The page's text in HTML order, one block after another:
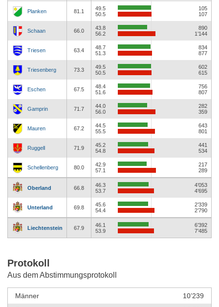
Planken 81.1
49.5
50.5
105
107
Schaan 66.0
43.8
56.2
890
1’144
Triesen 63.4
48.7
51.3
834
877
Triesenberg 73.3
49.5
50.5
602
615
Eschen 67.5
48.4
51.6
756
807
Gamprin 71.7
44.0
56.0
282
359
Mauren 67.2
44.5
55.5
643
801
Ruggell 71.9
45.2
54.8
441
534
Schellenberg 80.0
42.9
57.1
217
289
Oberland 66.8
46.3
53.7
4’053
4’695
Unterland 69.8
45.6
54.4
2’339
2’790
Liechtenstein 67.9
46.1
53.9
6’392
7’485
Protokoll
Aus dem Abstimmungsprotokoll
Männer
10’239